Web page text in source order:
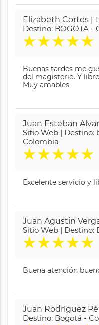
Elizabeth Cortes |
Destino: BOGOTA -
★★★★★
Buenas tardes me
del magisterio. Y
Muy amables
Juan Esteban
Sitio Web |
Colombia
★★★★★
Excelente servicio y
Juan Agustin
Sitio Web | Destino:
★★★★★
Buena atención
Juan Rodríguez
Destino: Bogotá -